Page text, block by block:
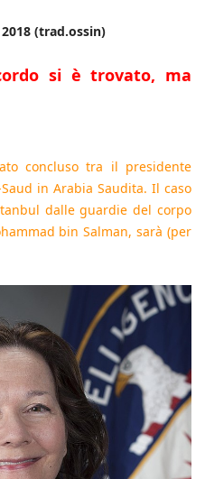
(trad.ossin)
si è trovato, ma
concluso tra il presidente
in Arabia Saudita. Il caso
dalle guardie del corpo
bin Salman, sarà (per